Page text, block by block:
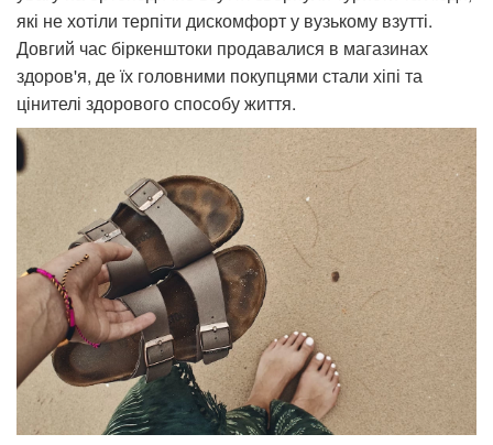
які не хотіли терпіти дискомфорт у вузькому взутті.
Довгий час біркенштоки продавалися в магазинах
здоров'я, де їх головними покупцями стали хіпі та
цінителі здорового способу життя.